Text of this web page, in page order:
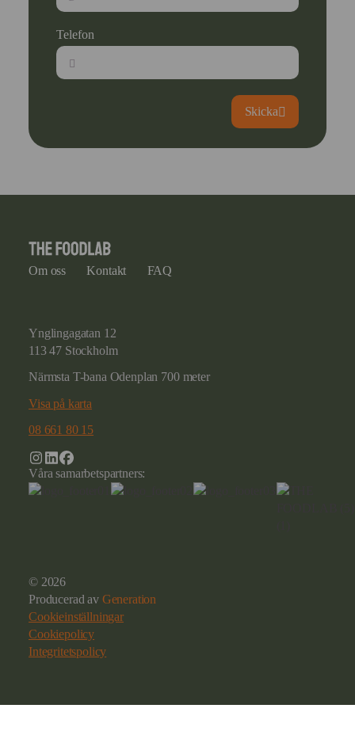
Telefon
Skicka
Om oss Kontakt FAQ
Ynglingagatan 12
113 47 Stockholm
Närmsta T-bana Odenplan 700 meter
Visa på karta
08 661 80 15
Våra samarbetspartners:
© 2026
Producerad av Generation
Cookieinställningar
Cookiepolicy
Integritetspolicy